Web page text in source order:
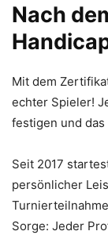
Nach
Mit dem
echter Spieler!
festigen und
Seit 2017
persönlicher
Sorge: Jeder